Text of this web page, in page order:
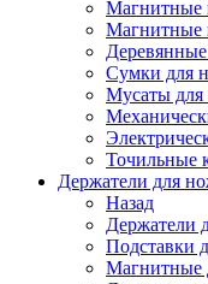
Магнитные
Магнитные
Сумки для
Мусаты для
Точильные
Держатели для
Назад
Держатели
Подставки
Магнитные